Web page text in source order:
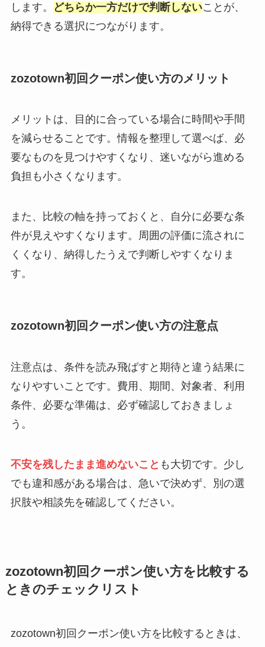
します。
どちらか一方だけで判断しないことが、
納得できる選択につながります。
zozotown初回クーポン使い方のメリット
メリットは、目的に合っている場合に時間や手間
を減らせることです。情報を整理して選べば、必
要なものを見つけやすくなり、迷いながら進める
負担も小さくなります。
また、比較の軸を持っておくと、自分に必要な条
件が見えやすくなります。周囲の評価に流されに
くくなり、納得したうえで判断しやすくなりま
す。
zozotown初回クーポン使い方の注意点
注意点は、条件を読み飛ばすと期待と違う結果に
なりやすいことです。費用、期間、対象者、利用
条件、必要な準備は、必ず確認しておきましょ
う。
不安を残したまま進めないこと も大切です。少し
でも違和感がある場合は、急いで決めず、別の選
択肢や相談先を確認してください。
zozotown初回クーポン使い方を比較する
ときのチェックリスト
zozotown初回クーポン使い方を比較するときは、